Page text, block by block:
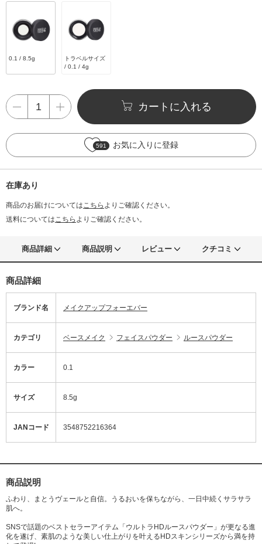
0.1 / 8.5g
トラベルサイズ
/ 0.1 / 4g
カートに入れる
591 お気に入りに登録
在庫あり
商品のお届けについてはこちら よりご確認ください。
送料についてはこちら よりご確認ください。
商品詳細 商品説明 レビュー クチコミ
商品詳細
ブランド名 メイクアップフォーエバー
カテゴリ ベースメイク フェイスパウダー ルースパウダー
カラー 0.1
サイズ 8.5g
JANコード 3548752216364
商品説明
ふわり、まとうヴェールと自信。うるおいを保ちながら、一日中続くサラサラ
肌へ。
SNSで話題のベストセラーアイテム「ウルトラHDルースパウダー」が更なる進
化を遂げ、素肌のような美しい仕上がりを叶えるHDスキンシリーズから満を持